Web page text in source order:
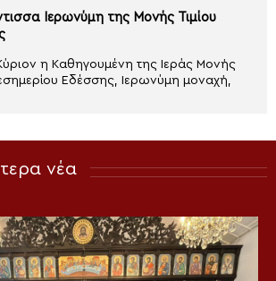
Ιερωνύμη της Μονής Τιμίου
η Καθηγουμένη της Ιεράς Μονής
Εδέσσης, Ιερωνύμη μοναχή,
νέα